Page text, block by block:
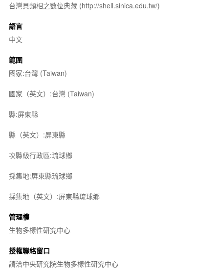
台灣貝類相之數位典藏 (http://shell.sinica.edu.tw/)
語言
中文
範圍
國家:台灣 (Taiwan)
國家（英文）:台灣 (Taiwan)
縣:屏東縣
縣（英文）:屏東縣
次縣級行政區:琉球鄉
採集地:屏東縣琉球鄉
採集地（英文）:屏東縣琉球鄉
管理權
生物多樣性研究中心
授權聯絡窗口
請洽中央研究院生物多樣性研究中心